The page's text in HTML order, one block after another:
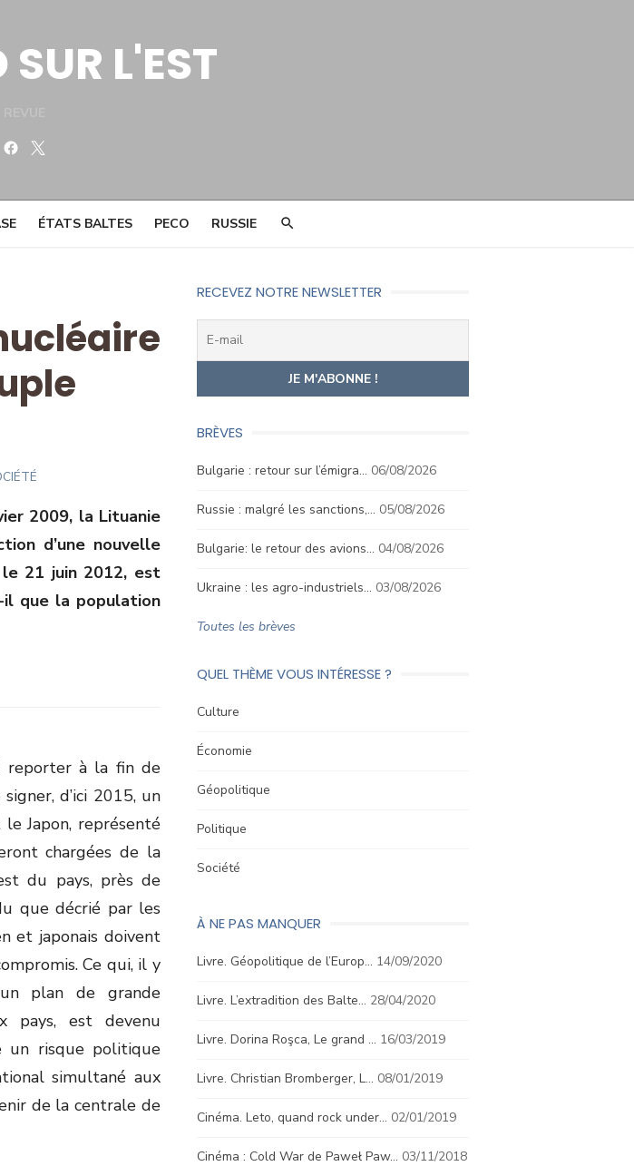
L'EST
Facebook
ÉTATS BALTES PECO RUSSIE
2009, la Lituanie
d’une nouvelle
21 juin 2012, est
il que la population
reporter à la fin de
d’ici 2015, un
Japon, représenté
chargées de la
du pays, près de
que décrié par les
et japonais doivent
Ce qui, il y
plan de grande
pays, est devenu
un risque politique
simultané aux
de la centrale de
RECEVEZ NOTRE NEWSLETTER
BRÈVES
Bulgarie : retour sur l’émigra… 06/08/2026
Russie : malgré les sanctions,… 05/08/2026
Bulgarie: le retour des avions… 04/08/2026
Ukraine : les agro-industriels… 03/08/2026
Toutes les brèves
QUEL THÈME VOUS INTÉRESSE ?
Culture
Économie
Géopolitique
Politique
Société
À NE PAS MANQUER
Livre. Géopolitique de l’Europ… 14/09/2020
Livre. L’extradition des Balte… 28/04/2020
Livre. Dorina Roşca, Le grand … 16/03/2019
Livre. Christian Bromberger, L… 08/01/2019
Cinéma. Leto, quand rock under… 02/01/2019
Cinéma : Cold War de Paweł Paw… 03/11/2018